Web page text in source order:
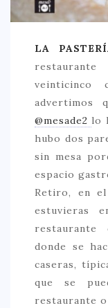
ITALIANA
SALUDABLE
TRADICIONAL
PRECIO
25 – 50 €
NUESTROS
LIFESTYLE
LA
veinticinco
advertimos
@mesade2 lo
hubo dos
sin mesa
espacio
Retiro, en
estuvieras
restaurante
donde se
caseras,
que se
restaurante